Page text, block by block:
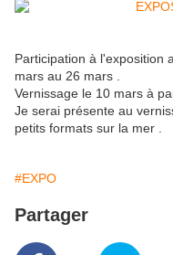
Participation à l'exposition
mars au 26 mars .
Vernissage le 10 mars à
Je serai présente au
petits formats sur la mer .
#EXPO
Partager